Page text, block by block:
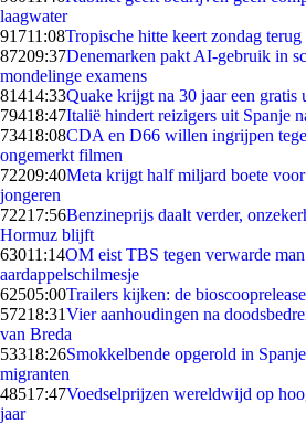
laagwater
91711:08Tropische hitte keert zondag
87209:37Denemarken pakt AI-gebruik in
mondelinge examens
81414:33Quake krijgt na 30 jaar een gratis
79418:47Italië hindert reizigers uit Spanje
73418:08CDA en D66 willen ingrijpen
ongemerkt filmen
72209:40Meta krijgt half miljard boete voor
jongeren
72217:56Benzineprijs daalt verder,
Hormuz blijft
63011:14OM eist TBS tegen verwarde
aardappelschilmesje
62505:00Trailers kijken: de
57218:31Vier aanhoudingen na
van Breda
53318:26Smokkelbende opgerold in
migranten
48517:47Voedselprijzen wereldwijd op
jaar